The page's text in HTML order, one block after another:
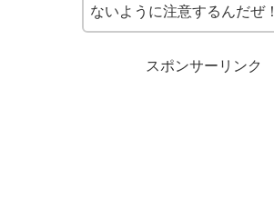
ないように注意するんだぜ！
スポンサーリンク